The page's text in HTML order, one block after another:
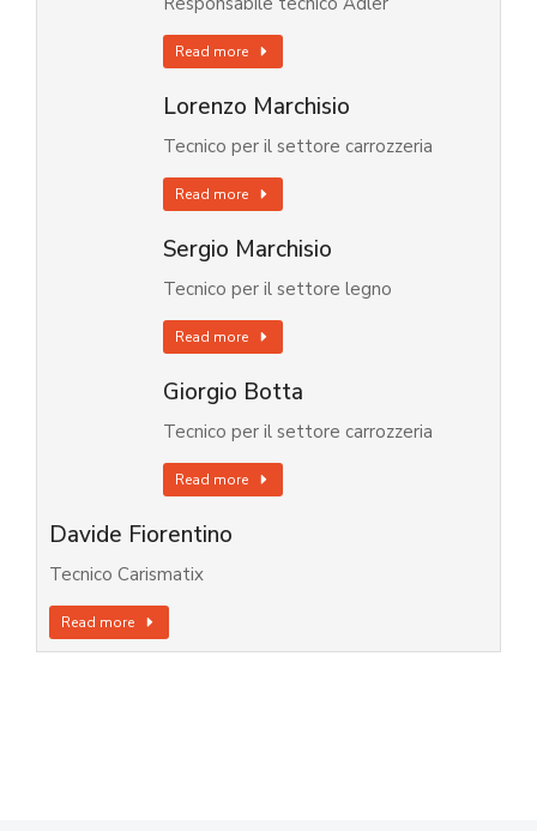
Read more
Lorenzo Marchisio
Tecnico per il settore carrozzeria
Read more
Sergio Marchisio
Tecnico per il settore legno
Read more
Giorgio Botta
Tecnico per il settore carrozzeria
Read more
Davide Fiorentino
Tecnico Carismatix
Read more